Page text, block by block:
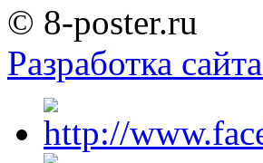
© 8-poster.ru
Разработка